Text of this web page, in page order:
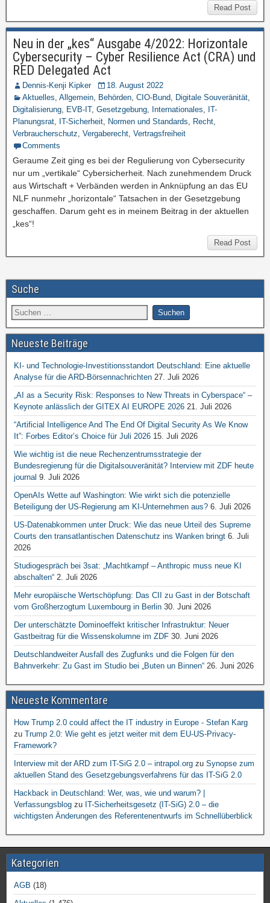
Read Post
Neu in der „kes“ Ausgabe 4/2022: Horizontale
Cybersecurity – Cyber Resilience Act (CRA) und
RED Delegated Act
Dennis-Kenji Kipker
18. August 2022
Aktuelles, Allgemein, Behörden, CIO-Bund, Digitale Souveränität,
Digitalisierung, EVB-IT, Gesetzgebung, Internationales, IT-
Planungsrat, IT-Sicherheit, Normen und Standards, Recht,
Verbraucherschutz, Vergaberecht, Vertragsfreiheit
Comments
Geraume Zeit ging es bei der Regulierung von Cybersecurity
nur um „vertikale“ Cybersicherheit. Nach zunehmendem Druck
aus Wirtschaft + Verbänden werden in Anknüpfung an das EU
NLF nunmehr „horizontale“ Tatsachen in der Gesetzgebung
geschaffen. Darum geht es in meinem Beitrag in der aktuellen
„kes“!
Read Post
Suche
Neueste Beiträge
KI- und Technologie-Investitionsstandort Deutschland: Eine aktuelle
Analyse für die ARD-Börsennachrichten 27. Juli 2026
„AI as a Security Risk: Responses to New Threats in Cyberspace“ –
Keynote anlässlich der GITEX AI EUROPE 2026 21. Juli 2026
“Artificial Intelligence And The End Of Digital Security As We Know
It”: Forbes Editor’s Choice für Juli 2026 15. Juli 2026
Wie wichtig ist die neue Rechenzentrumsstrategie der
Bundesregierung für die Digitalsouveränität? Interview mit ZDF heute
journal 9. Juli 2026
OpenAIs Wette auf Washington: Wie wirkt sich die potenzielle
Beteiligung der US-Regierung am KI-Unternehmen aus? 6. Juli 2026
US-Datenabkommen unter Druck: Wie das neue Urteil des Supreme
Courts den transatlantischen Datenschutz ins Wanken bringt 6. Juli
2026
Studiogespräch bei 3sat: „Machtkampf – Anthropic muss neue KI
abschalten“ 2. Juli 2026
Mehr europäische Wertschöpfung: Das CII zu Gast in der Botschaft
vom Großherzogtum Luxembourg in Berlin 30. Juni 2026
Der unterschätzte Dominoeffekt kritischer Infrastruktur: Neuer
Gastbeitrag für die Wissenskolumne im ZDF 30. Juni 2026
Deutschlandweiter Ausfall des Zugfunks und die Folgen für den
Bahnverkehr: Zu Gast im Studio bei „Buten un Binnen“ 26. Juni 2026
Neueste Kommentare
How Trump 2.0 could affect the IT industry in Europe - Stefan Karg
zu Trump 2.0: Wie geht es jetzt weiter mit dem EU-US-Privacy-
Framework?
Interview mit der ARD zum IT-SiG 2.0 – intrapol.org zu Synopse zum
aktuellen Stand des Gesetzgebungsverfahrens für das IT-SiG 2.0
Hackback in Deutschland: Wer, was, wie und warum? |
Verfassungsblog zu IT-Sicherheitsgesetz (IT-SiG) 2.0 – die
wichtigsten Änderungen des Referentenentwurfs im Schnellüberblick
Kategorien
AGB (18)